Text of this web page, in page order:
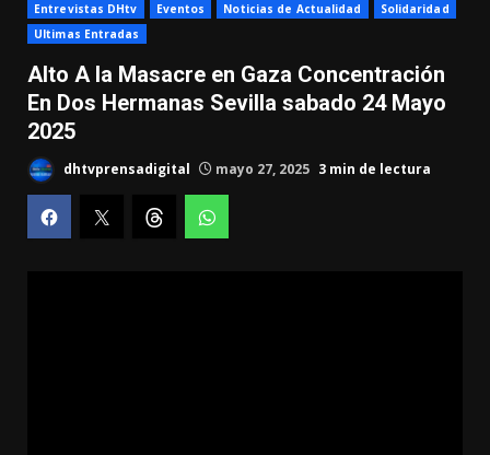
Entrevistas DHtv
Eventos Noticias de Actualidad
Solidaridad
Ultimas Entradas
Alto A la Masacre en Gaza Concentración
En Dos Hermanas Sevilla sabado 24 Mayo
2025
dhtvprensadigital mayo 27, 2025 3 min de lectura